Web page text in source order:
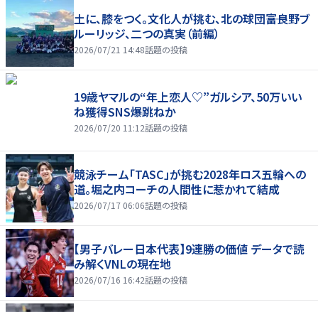
土に、膝をつく。文化人が挑む、北の球団――富良野ブ
ルーリッジ、二つの真実（前編）
2026/07/21 14:48話題の投稿
19歳ヤマルの“年上恋人♡”ガルシア、50万いい
ね獲得SNS爆跳ねか
2026/07/20 11:12話題の投稿
競泳チーム「TASC」が挑む2028年ロス五輪への
道。堀之内コーチの人間性に惹かれて結成
2026/07/17 06:06話題の投稿
【男子バレー日本代表】9連勝の価値 データで読
み解くVNLの現在地
2026/07/16 16:42話題の投稿